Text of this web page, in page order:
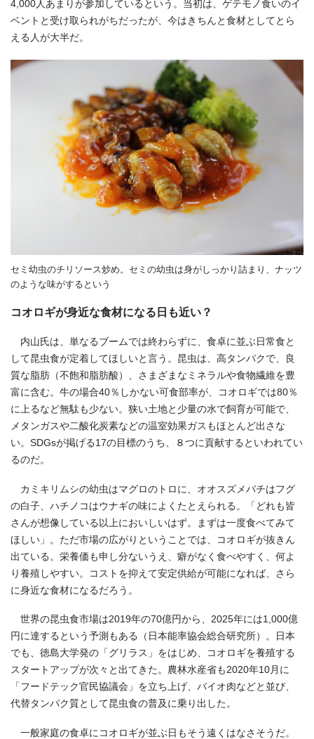
4,000人あまりが参加しているという。当初は、ゲテモノ食いのイ
ベントと受け取られがちだったが、今はきちんと食材としてとら
える人が大半だ。
セミ幼虫のチリソース炒め。セミの幼虫は身がしっかり詰まり、ナッツ
のような味がするという
コオロギが身近な食材になる日も近い？
内山氏は、単なるブームでは終わらずに、食卓に並ぶ日常食と
して昆虫食が定着してほしいと言う。昆虫は、高タンパクで、良
質な脂肪（不飽和脂肪酸）、さまざまなミネラルや食物繊維を豊
富に含む。牛の場合40％しかない可食部率が、コオロギでは80％
に上るなど無駄も少ない。狭い土地と少量の水で飼育が可能で、
メタンガスや二酸化炭素などの温室効果ガスもほとんど出さな
い。 SDGsが掲げる17の目標のうち、８つに貢献するといわれてい
るのだ。
カミキリムシの幼虫はマグロのトロに、オオスズメバチはフグ
の白子、ハチノコはウナギの味によくたとえられる。「どれも皆
さんが想像している以上においしいはず。まずは一度食べてみて
ほしい」。ただ市場の広がりということでは、コオロギが抜きん
出ている。栄養価も申し分ないうえ、癖がなく食べやすく、何よ
り養殖しやすい。コストを抑えて安定供給が可能になれば、さら
に身近な食材になるだろう。
世界の昆虫食市場は2019年の70億円から、 2025年には1,000億
円に達するという予測もある（日本能率協会総合研究所）。日本
でも、徳島大学発の「グリラス」をはじめ、コオロギを養殖する
スタートアップが次々と出てきた。農林水産省も2020年10月に
「フードテック官民協議会」を立ち上げ、バイオ肉などと並び、
代替タンパク質として昆虫食の普及に乗り出した。
一般家庭の食卓にコオロギが並ぶ日もそう遠くはなさそうだ。